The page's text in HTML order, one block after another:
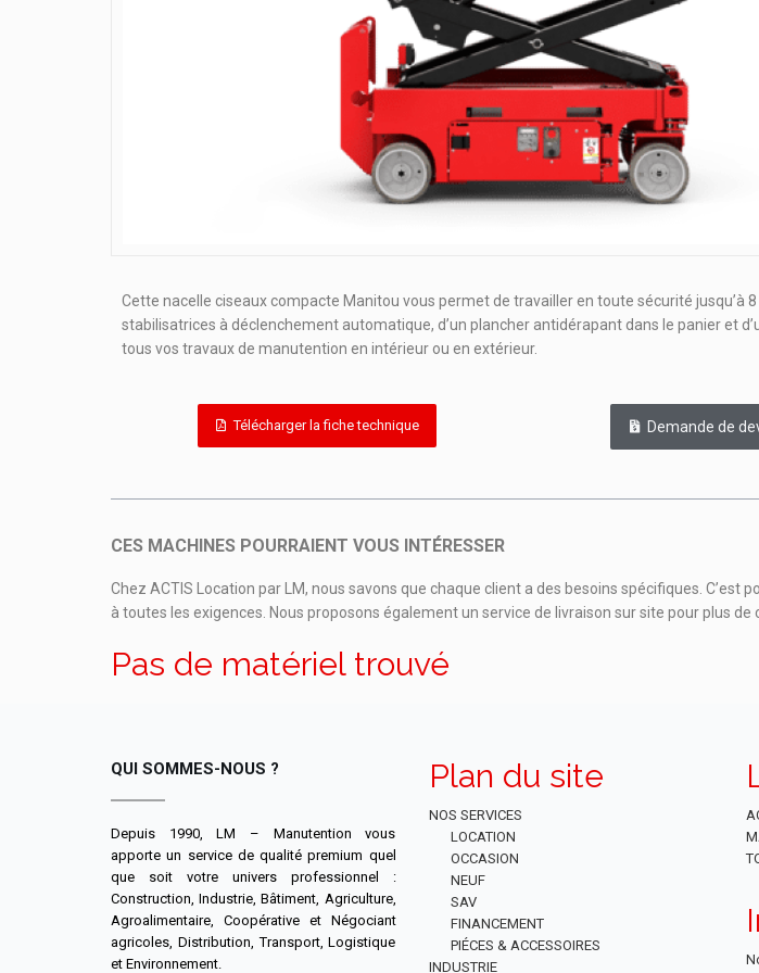
Cette nacelle ciseaux compacte Manitou vous permet de travailler en toute sécurité jusqu’à
stabilisatrices à déclenchement automatique, d’un plancher antidérapant dans le panier et
tous vos travaux de manutention en intérieur ou en extérieur.
Télécharger la fiche technique Demande de
CES MACHINES POURRAIENT VOUS INTÉRESSER
Chez ACTIS Location par LM, nous savons que chaque client a des besoins spécifiques.
à toutes les exigences. Nous proposons également un service de livraison sur site pour plus de
Pas de matériel trouvé
QUI SOMMES-NOUS ?
Depuis 1990, LM – Manutention vous
apporte un service de qualité premium quel
que soit votre univers professionnel :
Construction, Industrie, Bâtiment, Agriculture,
Agroalimentaire, Coopérative et Négociant
agricoles, Distribution, Transport, Logistique
et Environnement.
Plan du site
NOS SERVICES
LOCATION
OCCASION
NEUF
SAV
FINANCEMENT
PIÉCES & ACCESSOIRES
INDUSTRIE